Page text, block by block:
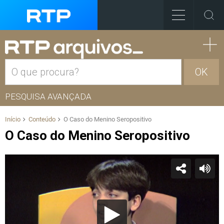
OK
PESQUISA AVANÇADA
Início Conteúdo O Caso do Menino Seropositivo
O Caso do Menino Seropositivo